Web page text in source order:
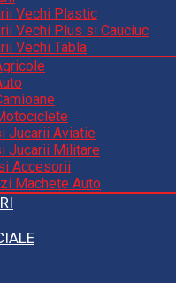
Vechi Plastic
Vechi Plus si Cauciuc
Vechi Tabla
Jucarii Aviatie
Jucarii Militare
Accesorii
Machete Auto